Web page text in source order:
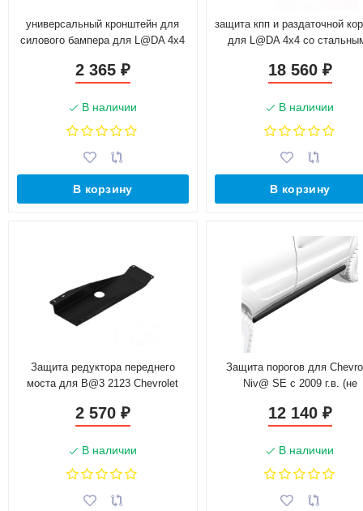
универсальный кронштейн для
силового бампера для L@DA 4x4
2 365 ₽
В наличии
В корзину
защита кпп и раздаточной
для L@DA 4x4 со
18 560 ₽
В наличии
В корзину
Защита редуктора переднего
моста для B@3 2123 Chevrolet
2 570 ₽
В наличии
Защита порогов для
Niv@ SE с 2009 г.в. (не
12 140 ₽
В наличии